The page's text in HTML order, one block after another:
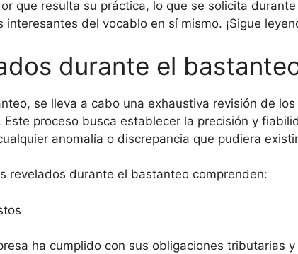
que resulta su práctica, lo que se solicita durante
interesantes del vocablo en sí mismo. ¡Sigue
durante el
se lleva a cabo una exhaustiva revisión de
proceso busca establecer la precisión y
anomalía o discrepancia que pudiera
revelados durante el bastanteo comprenden:
ha cumplido con sus obligaciones tributarias y